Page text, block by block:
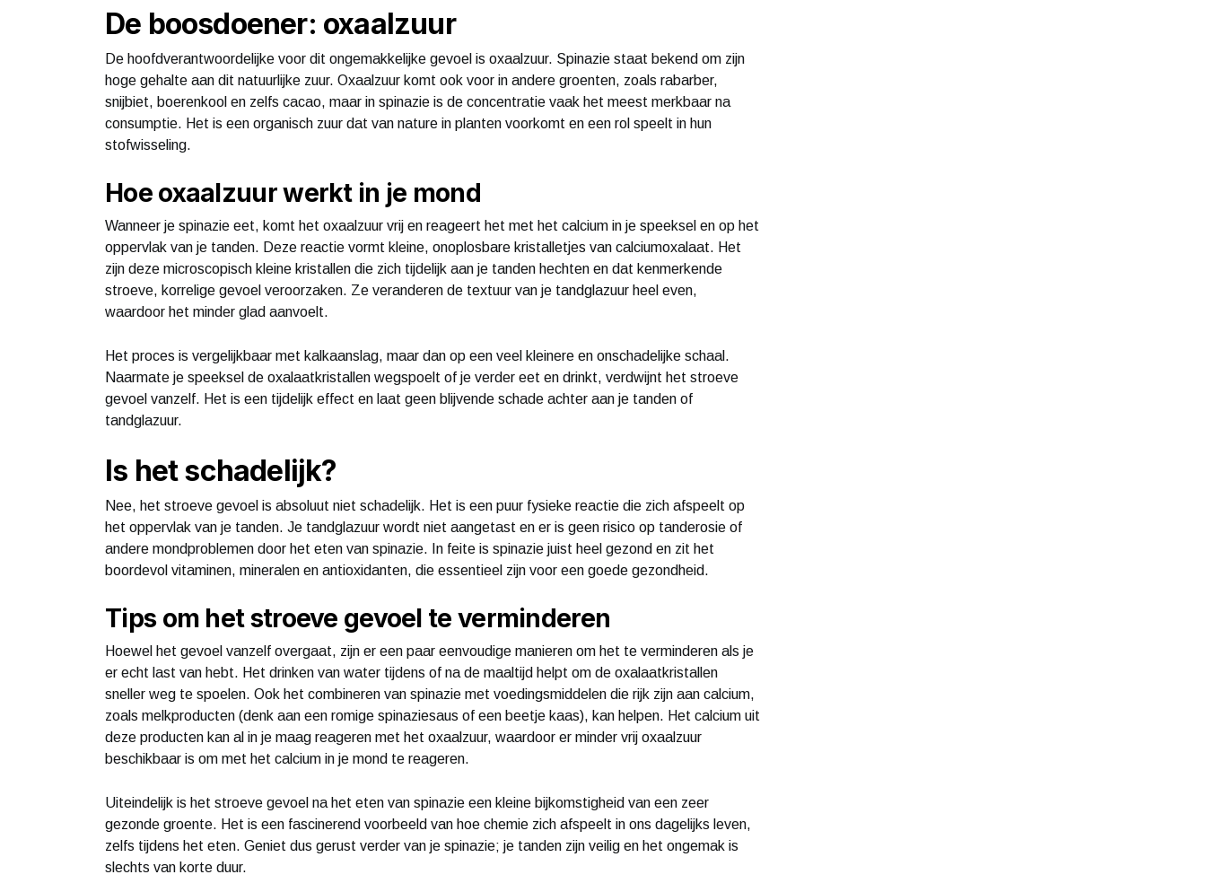
De boosdoener: oxaalzuur
De hoofdverantwoordelijke voor dit ongemakkelijke gevoel is oxaalzuur. Spinazie staat bekend om zijn
hoge gehalte aan dit natuurlijke zuur. Oxaalzuur komt ook voor in andere groenten, zoals rabarber,
snijbiet, boerenkool en zelfs cacao, maar in spinazie is de concentratie vaak het meest merkbaar na
consumptie. Het is een organisch zuur dat van nature in planten voorkomt en een rol speelt in hun
stofwisseling.
Hoe oxaalzuur werkt in je mond
Wanneer je spinazie eet, komt het oxaalzuur vrij en reageert het met het calcium in je speeksel en op het
oppervlak van je tanden. Deze reactie vormt kleine, onoplosbare kristalletjes van calciumoxalaat. Het
zijn deze microscopisch kleine kristallen die zich tijdelijk aan je tanden hechten en dat kenmerkende
stroeve, korrelige gevoel veroorzaken. Ze veranderen de textuur van je tandglazuur heel even,
waardoor het minder glad aanvoelt.
Het proces is vergelijkbaar met kalkaanslag, maar dan op een veel kleinere en onschadelijke schaal.
Naarmate je speeksel de oxalaatkristallen wegspoelt of je verder eet en drinkt, verdwijnt het stroeve
gevoel vanzelf. Het is een tijdelijk effect en laat geen blijvende schade achter aan je tanden of
tandglazuur.
Is het schadelijk?
Nee, het stroeve gevoel is absoluut niet schadelijk. Het is een puur fysieke reactie die zich afspeelt op
het oppervlak van je tanden. Je tandglazuur wordt niet aangetast en er is geen risico op tanderosie of
andere mondproblemen door het eten van spinazie. In feite is spinazie juist heel gezond en zit het
boordevol vitaminen, mineralen en antioxidanten, die essentieel zijn voor een goede gezondheid.
Tips om het stroeve gevoel te verminderen
Hoewel het gevoel vanzelf overgaat, zijn er een paar eenvoudige manieren om het te verminderen als je
er echt last van hebt. Het drinken van water tijdens of na de maaltijd helpt om de oxalaatkristallen
sneller weg te spoelen. Ook het combineren van spinazie met voedingsmiddelen die rijk zijn aan calcium,
zoals melkproducten (denk aan een romige spinaziesaus of een beetje kaas), kan helpen. Het calcium uit
deze producten kan al in je maag reageren met het oxaalzuur, waardoor er minder vrij oxaalzuur
beschikbaar is om met het calcium in je mond te reageren.
Uiteindelijk is het stroeve gevoel na het eten van spinazie een kleine bijkomstigheid van een zeer
gezonde groente. Het is een fascinerend voorbeeld van hoe chemie zich afspeelt in ons dagelijks leven,
zelfs tijdens het eten. Geniet dus gerust verder van je spinazie; je tanden zijn veilig en het ongemak is
slechts van korte duur.